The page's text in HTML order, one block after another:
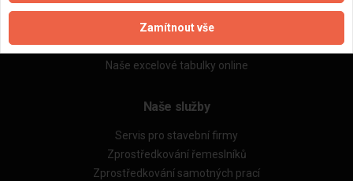
Obchodní podmínky (zprostředkování)
Obchodní podmínky (rozpočtování)
Reference
Naše excelové tabulky online
Naše služby
Servis pro stavební firmy
Zprostředkování řemeslníků
Zprostředkování samotných prací
Zamítnout vše